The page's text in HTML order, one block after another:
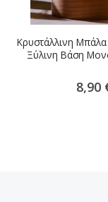
Κρυστάλλινη
Ξύλινη Βάση
8,90